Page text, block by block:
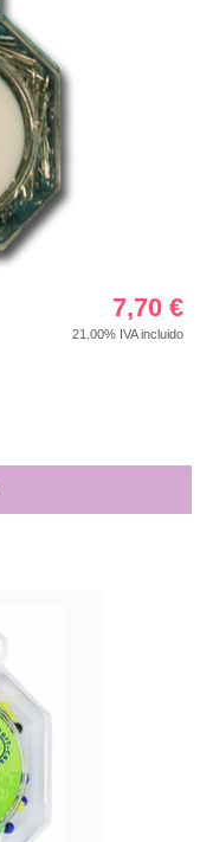
7,70 €
21.00% IVA incluido